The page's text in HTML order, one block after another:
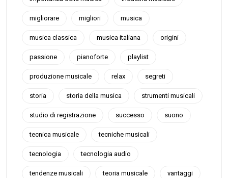
migliorare migliori musica
musica classica musica italiana origini
passione pianoforte playlist
produzione musicale relax segreti
storia storia della musica strumenti musicali
studio di registrazione successo suono
tecnica musicale tecniche musicali
tecnologia tecnologia audio
tendenze musicali teoria musicale vantaggi